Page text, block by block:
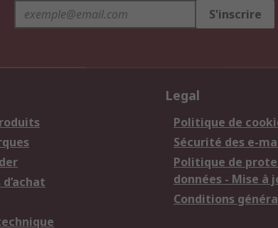
S'inscrire
Legal
Politique de
Sécurité des e-
Politique de
données - Mise à
Conditions